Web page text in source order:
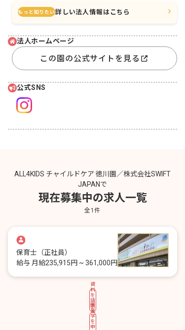
もっと知りたい詳しい法人情報はこちら
法人ホームページ
この園の公式サイトを見る
公式SNS
ALL4KIDS チャイルドケア 徳川園／株式会社SWIFT
JAPANで
現在募集中の求人一覧
全 1件
保育士 （正社員）
給与 月給235,915円 ~ 361,000円
資
料
を
請
求
す
る
園
見
学
を
申